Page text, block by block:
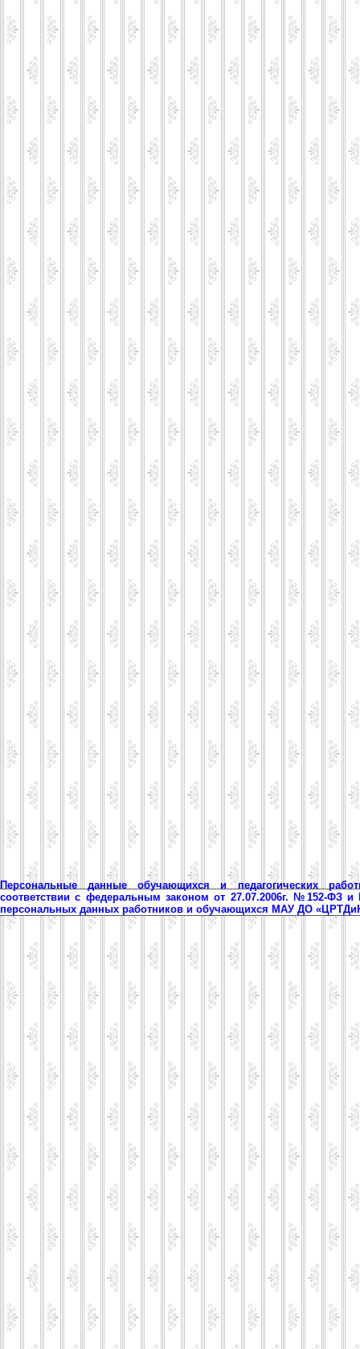
Персональные данные обучающихся и педагогических
соответствии с федеральным законом от 27.07.2006г. №152-ФЗ
персональных данных работников и обучающихся МАУ ДО